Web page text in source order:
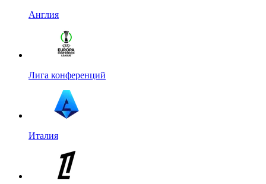
Англия
Лига конференций
Италия